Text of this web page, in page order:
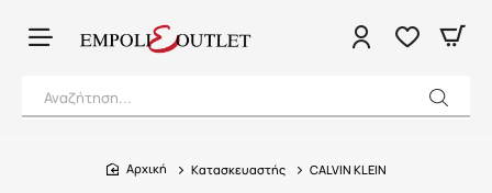
Αναζήτηση...
home
Κατασκευαστής CALVIN KLEIN